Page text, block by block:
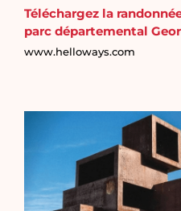
Téléchargez la
parc départemental
www.helloways.com